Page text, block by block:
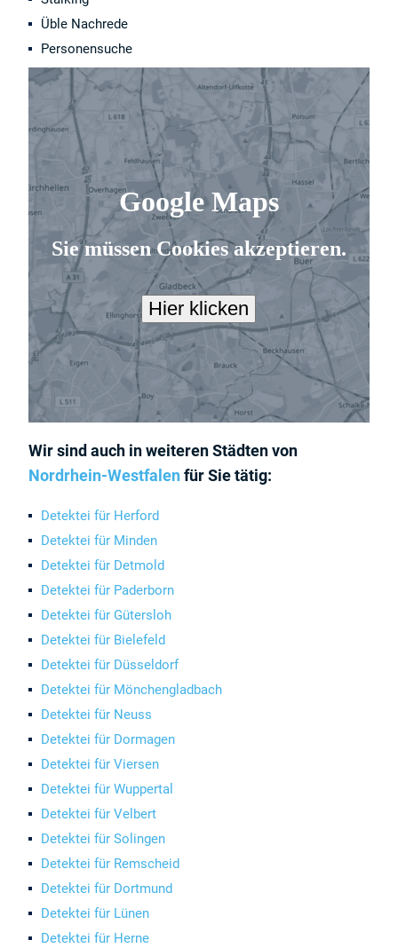
Üble Nachrede
Personensuche
Wir sind auch in weiteren Städten von
Nordrhein-Westfalenfür Sie tätig:
Detektei für Herford
Detektei für Minden
Detektei für Detmold
Detektei für Paderborn
Detektei für Gütersloh
Detektei für Bielefeld
Detektei für Düsseldorf
Detektei für Mönchengladbach
Detektei für Neuss
Detektei für Dormagen
Detektei für Viersen
Detektei für Wuppertal
Detektei für Velbert
Detektei für Solingen
Detektei für Remscheid
Detektei für Dortmund
Detektei für Lünen
Detektei für Herne